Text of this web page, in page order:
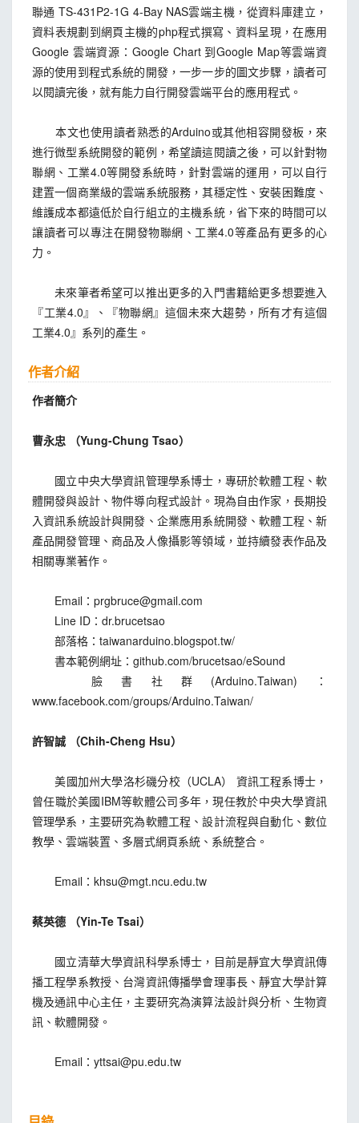
聯通 TS-431P2-1G 4-Bay NAS雲端主機，從資料庫建立，
資料表規劃到網頁主機的php程式撰寫、資料呈現，在應用
Google 雲端資源：Google Chart 到Google Map等雲端資
源的使用到程式系統的開發，一步一步的圖文步驟，讀者可
以閱讀完後，就有能力自行開發雲端平台的應用程式。
本文也使用讀者熟悉的Arduino或其他相容開發板，來
進行微型系統開發的範例，希望讀這閱讀之後，可以針對物
聯網、工業4.0等開發系統時，針對雲端的運用，可以自行
建置一個商業級的雲端系統服務，其穩定性、安裝困難度、
維護成本都遠低於自行組立的主機系統，省下來的時間可以
讓讀者可以專注在開發物聯網、工業4.0等產品有更多的心
力。
未來筆者希望可以推出更多的入門書籍給更多想要進入
『工業4.0』、『物聯網』這個未來大趨勢，所有才有這個
工業4.0』系列的產生。
作者介紹
作者簡介
曹永忠 （Yung-Chung Tsao）
國立中央大學資訊管理學系博士，專研於軟體工程、軟
體開發與設計、物件導向程式設計。現為自由作家，長期投
入資訊系統設計與開發、企業應用系統開發、軟體工程、新
產品開發管理、商品及人像攝影等領域，並持續發表作品及
相關專業著作。
Email： prgbruce@gmail.com
Line ID：dr.brucetsao
部落格：taiwanarduino.blogspot.tw/
書本範例網址：github.com/brucetsao/eSound
臉書社群(Arduino.Taiwan)：
www.facebook.com/groups/Arduino.Taiwan/
許智誠 （Chih-Cheng Hsu）
美國加州大學洛杉磯分校（UCLA） 資訊工程系博士，
曾任職於美國IBM等軟體公司多年，現任教於中央大學資訊
管理學系，主要研究為軟體工程、設計流程與自動化、數位
教學、雲端裝置、多層式網頁系統、系統整合。
Email： khsu@mgt.ncu.edu.tw
蔡英德 （Yin-Te Tsai）
國立清華大學資訊科學系博士，目前是靜宜大學資訊傳
播工程學系教授、台灣資訊傳播學會理事長、靜宜大學計算
機及通訊中心主任，主要研究為演算法設計與分析、生物資
訊、軟體開發。
Email： yttsai@pu.edu.tw